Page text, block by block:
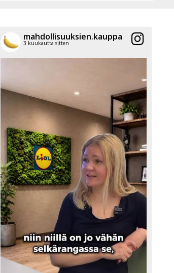
mahdollisuuksien.kauppa
3 kuukautta sitten